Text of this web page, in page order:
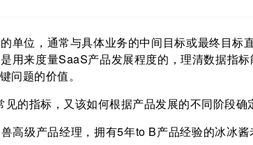
单位，通常与具体业务的中间目标或最终目标
用来度量SaaS产品发展程度的，理清数据指
问题的价值。
的指标，又该如何根据产品发展的不同阶段确
高级产品经理，拥有5年to B产品经验的冰冰